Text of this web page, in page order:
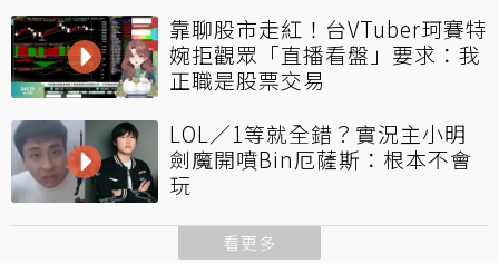
靠聊股市走紅！台VTuber珂賽特
婉拒觀眾「直播看盤」要求：我
正職是股票交易
LOL／1等就全錯？實況主小明
劍魔開噴Bin厄薩斯：根本不會
玩
看更多